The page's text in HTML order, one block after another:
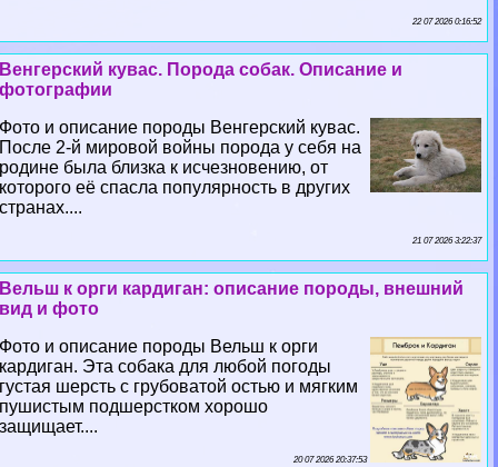
22 07 2026 0:16:52
Венгерский кувас. Порода собак. Описание и
фотографии
Фото и описание породы Венгерский кувас.
После 2-й мировой войны порода у себя на
родине была близка к исчезновению, от
которого её спасла популярность в других
странах....
21 07 2026 3:22:37
Вельш к opги кардиган: описание породы, внешний
вид и фото
Фото и описание породы Вельш к opги
кардиган. Эта собака для любой погоды
густая шерсть с грубоватой остью и мягким
пушистым подшерстком хорошо
защищает....
20 07 2026 20:37:53